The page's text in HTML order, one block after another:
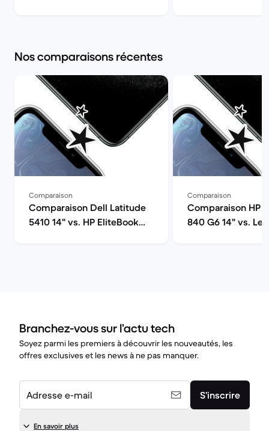
Nos comparaisons récentes
Comparaison
Comparaison Dell Latitude
5410 14" vs. HP EliteBook
Comparaison
Comparaison HP
840 G6 14" vs.
Branchez-vous sur l’actu tech
Soyez parmi les premiers à découvrir les nouveautés, les
offres exclusives et les news à ne pas manquer.
Adresse e-mail S’inscrire
En savoir plus